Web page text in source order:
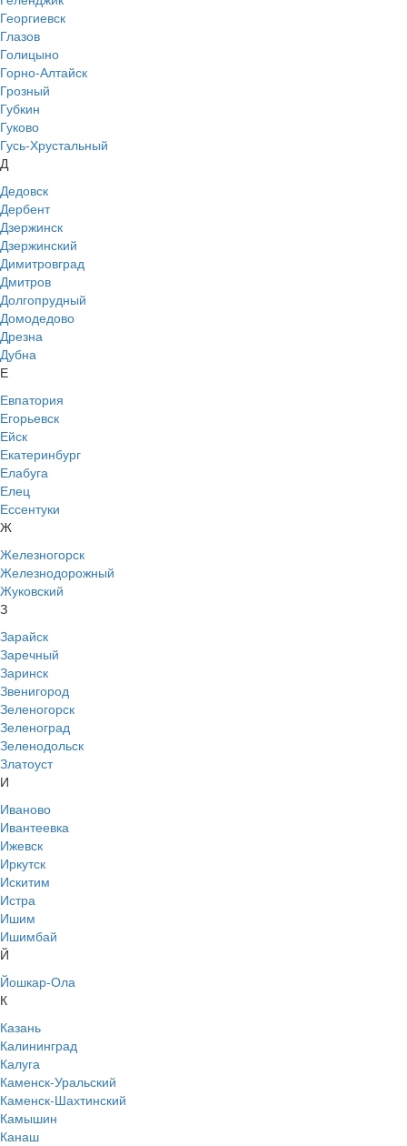
Георгиевск
Глазов
Голицыно
Горно-Алтайск
Грозный
Губкин
Гуково
Гусь-Хрустальный
Д
Дедовск
Дербент
Дзержинск
Дзержинский
Димитровград
Дмитров
Долгопрудный
Домодедово
Дрезна
Дубна
Е
Евпатория
Егорьевск
Ейск
Екатеринбург
Елабуга
Елец
Ессентуки
Ж
Железногорск
Железнодорожный
Жуковский
З
Зарайск
Заречный
Заринск
Звенигород
Зеленогорск
Зеленоград
Зеленодольск
Златоуст
И
Иваново
Ивантеевка
Ижевск
Иркутск
Искитим
Истра
Ишим
Ишимбай
Й
Йошкар-Ола
К
Казань
Калининград
Калуга
Каменск-Уральский
Каменск-Шахтинский
Камышин
Канаш